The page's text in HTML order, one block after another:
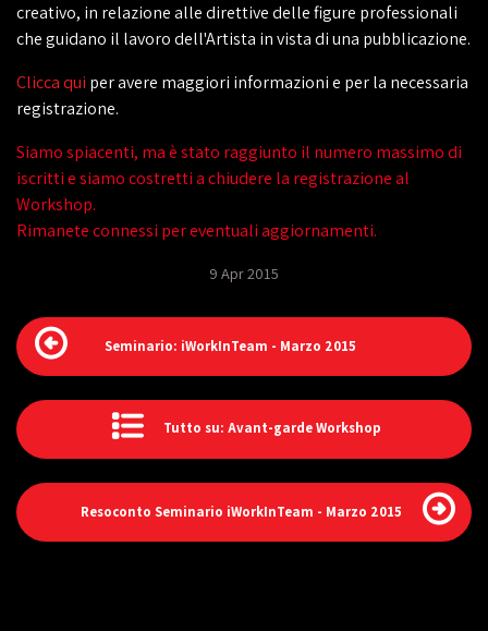
creativo, in relazione alle direttive delle figure professionali
che guidano il lavoro dell'Artista in vista di una pubblicazione.
‎Clicca qui per avere maggiori informazioni e per la necessaria
registrazione.
Siamo spiacenti, ma è stato raggiunto il numero massimo di
iscritti e siamo costretti a chiudere la registrazione al
Workshop.
Rimanete connessi per eventuali aggiornamenti.
9 Apr 2015
Seminario: iWorkInTeam - Marzo 2015
Tutto su: Avant-garde Workshop
Resoconto Seminario iWorkInTeam - Marzo 2015